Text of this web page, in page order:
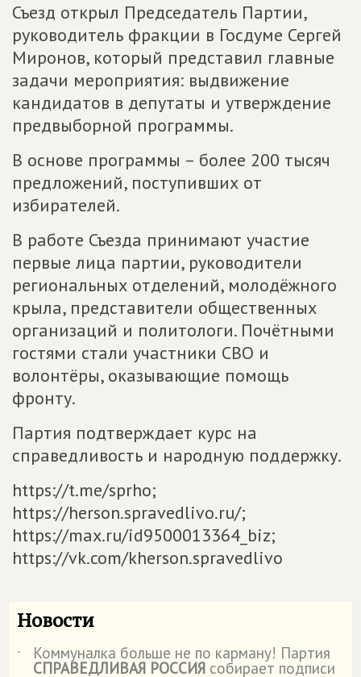
Съезд открыл Председатель Партии,
руководитель фракции в Госдуме Сергей
Миронов, который представил главные
задачи мероприятия: выдвижение
кандидатов в депутаты и утверждение
предвыборной программы.
В основе программы – более 200 тысяч
предложений, поступивших от
избирателей.
В работе Съезда принимают участие
первые лица партии, руководители
региональных отделений, молодёжного
крыла, представители общественных
организаций и политологи. Почётными
гостями стали участники СВО и
волонтёры, оказывающие помощь
фронту.
Партия подтверждает курс на
справедливость и народную поддержку.
https://t.me/sprho;
https://herson.spravedlivo.ru/;
https://max.ru/id9500013364_biz;
https://vk.com/kherson.spravedlivo
Новости
˙ Коммуналка больше не по карману! Партия
СПРАВЕДЛИВАЯ РОССИЯ собирает подписи